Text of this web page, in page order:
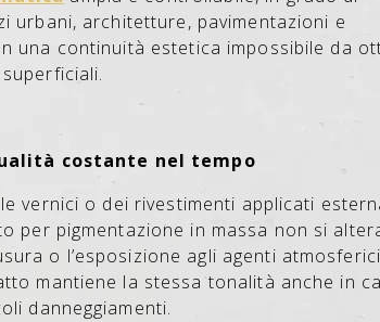
urbani, architetture, pavimentazioni e
una continuità estetica impossibile da
costante nel tempo
vernici o dei rivestimenti applicati
per pigmentazione in massa non si
o l’esposizione agli agenti
mantiene la stessa tonalità anche in
danneggiamenti.